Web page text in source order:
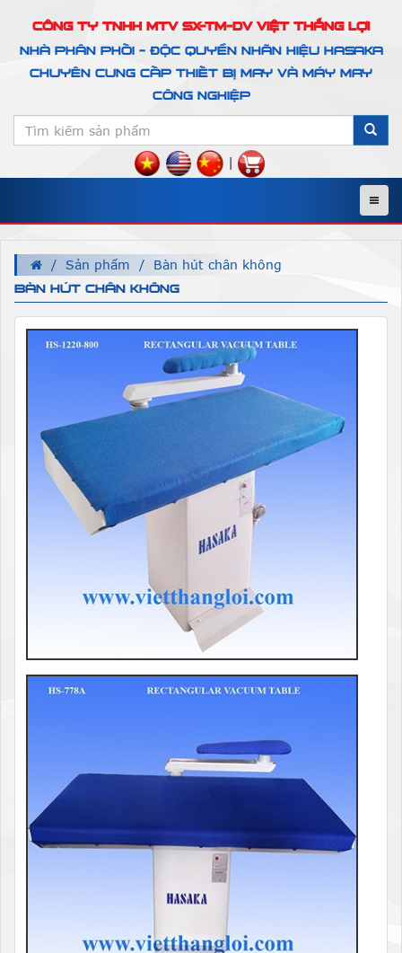
CÔNG TY TNHH MTV SX-TM-DV VIỆT THẮNG LỢI
NHÀ PHÂN PHỐI - ĐỘC QUYỀN NHÃN HIỆU HASAKA
CHUYÊN CUNG CẤP THIẾT BỊ MAY VÀ MÁY MAY
CÔNG NGHIỆP
|
Menu
Sản phẩm Bàn hút chân không
BÀN HÚT CHÂN KHÔNG